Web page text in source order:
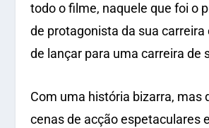
todo o filme, naquele que foi o
de protagonista da sua carreira
de lançar para uma carreira de
Com uma história bizarra, mas
cenas de acção espetaculares